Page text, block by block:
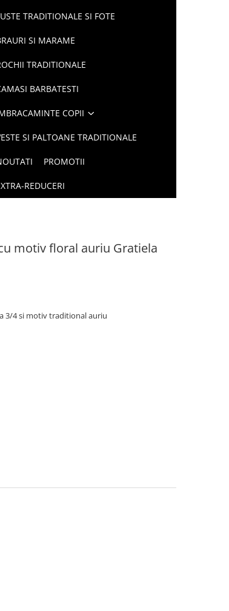
TRADITIONALE SI FOTE
SI MARAME
TRADITIONALE
BARBATESTI
COPII
SI PALTOANE TRADITIONALE
PROMOTII
REDUCERI
motiv floral auriu Gratiela
3/4 si motiv traditional auriu